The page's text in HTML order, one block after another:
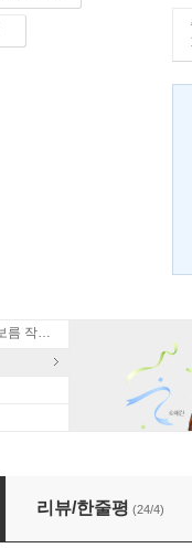
뮤지컬 〈휴남동 서점〉X 황보름 작가 북토크
리뷰/한줄평 (24/4)